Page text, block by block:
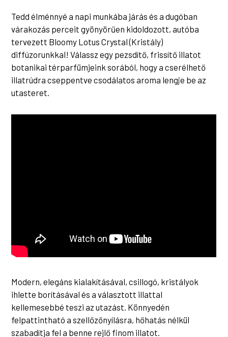
Tedd élménnyé a napi munkába járás és a dugóban
várakozás perceit gyönyörűen kidoldozott, autóba
tervezett Bloomy Lotus Crystal (Kristály)
diffúzorunkkal! Válassz egy pezsdítő, frissítő illatot
botanikai térparfümjeink sorából, hogy a cserélhető
illatrúdra cseppentve csodálatos aroma lengje be az
utasteret.
Modern, elegáns kialakításával, csillogó, kristályok
ihlette borításával és a választott illattal
kellemesebbé teszi az utazást. Könnyedén
felpattintható a szellőzőnyílásra, hőhatás nélkül
szabadítja fel a benne rejlő finom illatot.